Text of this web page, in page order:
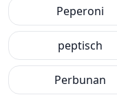
Peperoni
peptisch
Perbunan